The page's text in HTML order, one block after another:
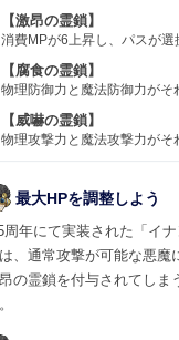
【激昂の霊鎖】
消費MPが6上昇し、パスが選
【腐食の霊鎖】
物理防御力と魔法防御力がそ
【威嚇の霊鎖】
物理攻撃力と魔法攻撃力がそ
最大HPを調整しよう
周年にて実装された「イ
、通常攻撃が可能な悪魔
の霊鎖を付与されてしま